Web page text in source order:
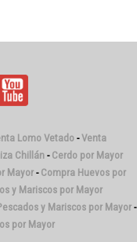
Lomo Vetado-Venta
Chillán - Cerdo por Mayor
Mayor- Compra Huevos por
y Mariscos por Mayor
y Mariscos por Mayor-
por Mayor